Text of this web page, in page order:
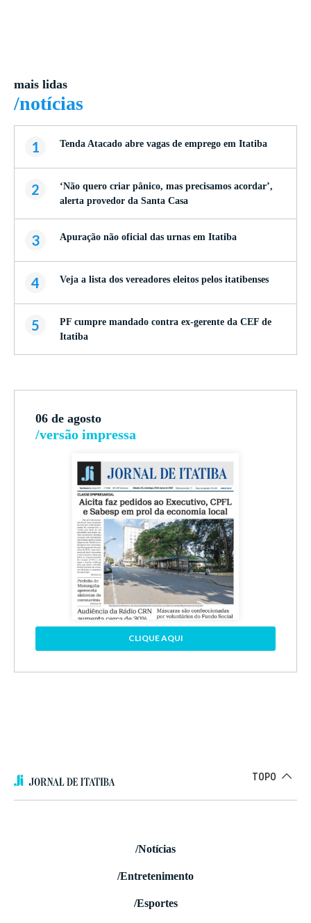
mais lidas
/notícias
1 Tenda Atacado abre vagas de emprego em Itatiba
2
‘Não quero criar pânico, mas precisamos acordar’,
alerta provedor da Santa Casa
3 Apuração não oficial das urnas em Itatiba
4 Veja a lista dos vereadores eleitos pelos itatibenses
5
PF cumpre mandado contra ex-gerente da CEF de
Itatiba
06 de agosto
/versão impressa
CLIQUE AQUI
TOPO
/Notícias
/Entretenimento
/Esportes